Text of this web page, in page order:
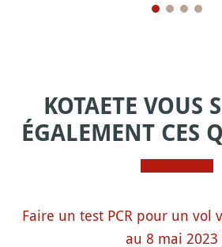
KOTAETE VOUS
ÉGALEMENT CES
Faire un test PCR pour un vol
au 8 mai 2023